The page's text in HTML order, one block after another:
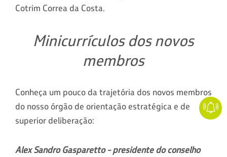
Cotrim Correa da Costa.
Minicurrículos dos novos
membros
Conheça um pouco da trajetória dos novos membros
do nosso órgão de orientação estratégica e de
superior deliberação:
Alex Sandro Gasparetto - presidente do conselho